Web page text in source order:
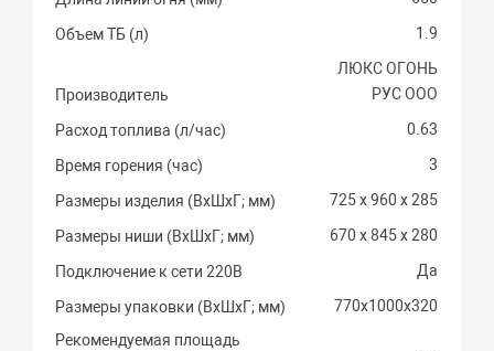
Объем ТБ (л) 1.9
Производитель
ЛЮКС ОГОНЬ
РУС ООО
Расход топлива (л/час) 0.63
Время горения (час) 3
Размеры изделия (ВхШхГ; мм) 725 х 960 х 285
Размеры ниши (ВхШхГ; мм) 670 х 845 х 280
Подключение к сети 220В Да
Размеры упаковки (ВхШхГ; мм)
770х1000х320
Рекомендуемая площадь